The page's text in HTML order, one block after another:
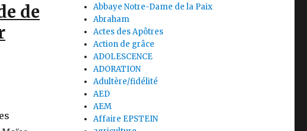
de
Abbaye Notre-Dame de la Paix
Abraham
Actes des Apôtres
Action de grâce
ADOLESCENCE
ADORATION
Adultère/fidélité
AED
AEM
Affaire EPSTEIN